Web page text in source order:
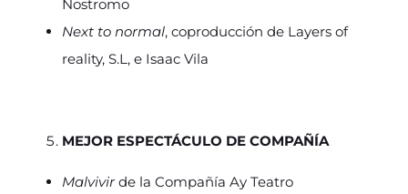
Nostromo
Next to normal, coproducción de Layers of
reality, S.L, e Isaac Vila
MEJOR ESPECTÁCULO DE COMPAÑÍA
Malvivirde la Compañía Ay Teatro